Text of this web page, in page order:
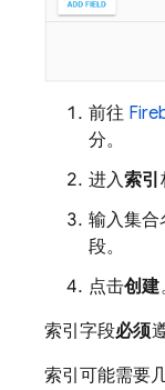
前往
分。
进入索引
输入集合
段。
点击创建
索引字段必须
索引可能需要